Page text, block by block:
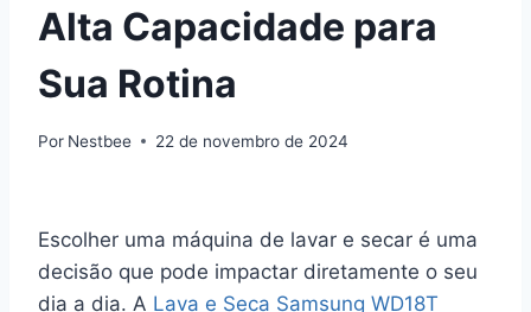
Alta Capacidade para
Sua Rotina
Por Nestbee 22 de novembro de 2024
Escolher uma máquina de lavar e secar é uma
decisão que pode impactar diretamente o seu
dia a dia. A Lava e Seca Samsung WD18T